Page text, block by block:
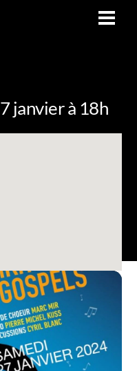
janvier à 18h